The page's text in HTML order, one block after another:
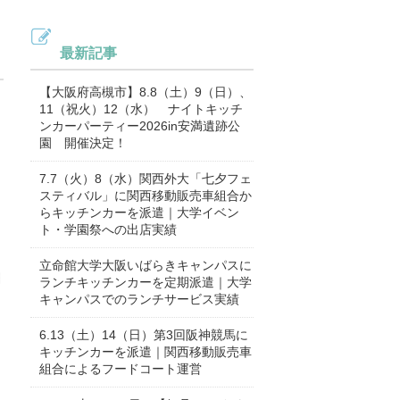
最新記事
【大阪府高槻市】8.8（土）9（日）、
11（祝火）12（水） ナイトキッチ
ンカーパーティー2026in安満遺跡公
園 開催決定！
7.7（火）8（水）関西外大「七夕フェ
スティバル」に関西移動販売車組合か
らキッチンカーを派遣｜大学イベン
ト・学園祭への出店実績
立命館大学大阪いばらきキャンパスに
ランチキッチンカーを定期派遣｜大学
キャンパスでのランチサービス実績
6.13（土）14（日）第3回阪神競馬に
キッチンカーを派遣｜関西移動販売車
組合によるフードコート運営